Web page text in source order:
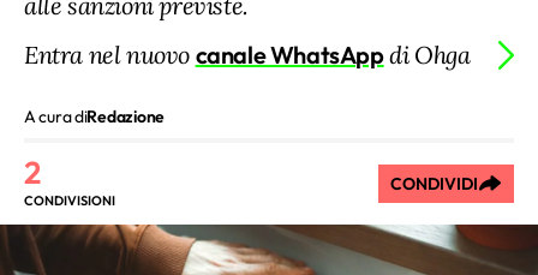
Entra nel nuovo canale WhatsAppdi Ohga
A cura diRedazione
2
CONDIVISIONI
CONDIVIDI